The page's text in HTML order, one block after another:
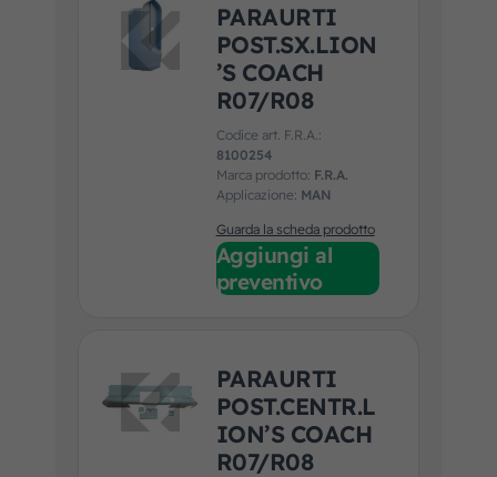
PARAURTI
POST.SX.LION
’S COACH
R07/R08
Codice art. F.R.A.:
8100254
Marca prodotto: F.R.A.
Applicazione: MAN
Guarda la scheda prodotto
Aggiungi al
preventivo
PARAURTI
POST.CENTR.L
ION’S COACH
R07/R08